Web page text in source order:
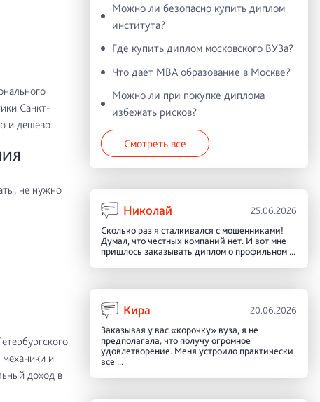
Санкт-
и дешево.
не нужно
и
доход в
Можно ли безопасно купить диплом
института?
Где купить диплом московского ВУЗа?
Что дает MBA образование в Москве?
Можно ли при покупке диплома
избежать рисков?
Смотреть все
Николай 25.06.2026
Сколько раз я сталкивался с мошенниками!
Думал, что честных компаний нет. И вот мне
пришлось заказывать диплом о профильном ...
Кира 20.06.2026
Заказывая у вас «корочку» вуза, я не
предполагала, что получу огромное
удовлетворение. Меня устроило практически
все ...